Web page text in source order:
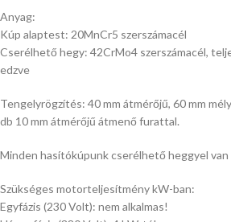
Anyag:
Kúp alaptest: 20MnCr5 szerszámacél
Cserélhető hegy: 42CrMo4 szerszámacél,
edzve
Tengelyrögzítés: 40 mm átmérőjű, 60 mm
db 10 mm átmérőjű átmenő furattal.
Minden hasítókúpunk cserélhető heggyel van
Szükséges motorteljesítmény kW-ban:
Egyfázis (230 Volt): nem alkalmas!